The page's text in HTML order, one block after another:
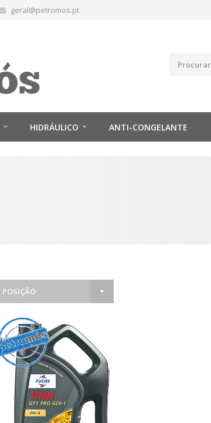
geral@petromos.pt
HIDRÁULICO ANTI-CONGELANTE
POSIÇÃO